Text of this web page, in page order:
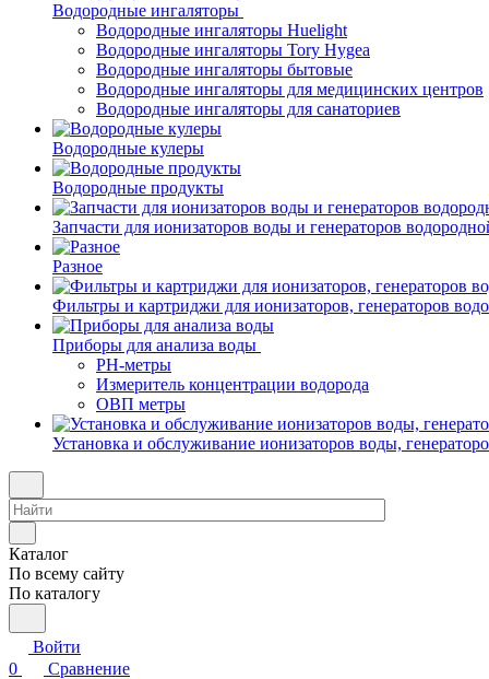
Водородные ингаляторы
Водородные ингаляторы Huelight
Водородные ингаляторы Tory Hygea
Водородные ингаляторы бытовые
Водородные ингаляторы для медицинских центров
Водородные ингаляторы для санаториев
Водородные кулеры
Водородные продукты
Запчасти для ионизаторов воды и генераторов
Разное
Фильтры и картриджи для ионизаторов, генераторов
Приборы для анализа воды
PH-метры
Измеритель концентрации водорода
ОВП метры
Установка и обслуживание ионизаторов воды,
Каталог
По всему сайту
По каталогу
Войти
0
Сравнение